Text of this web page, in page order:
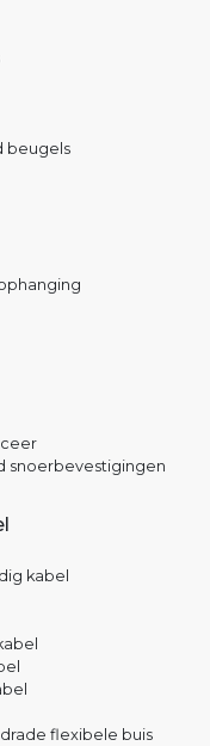
beugels
snoerbevestigingen
kabel
flexibele buis